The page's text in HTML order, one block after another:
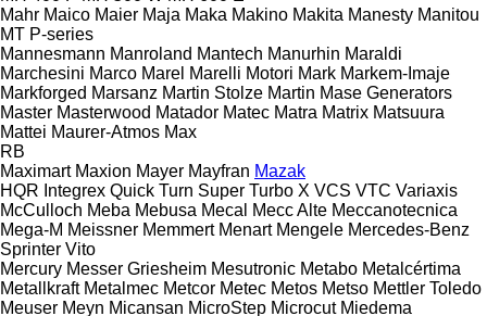
Mahr Maico Maier Maja Maka Makino Makita Manesty Manitou
MT P-series
Mannesmann Manroland Mantech Manurhin Maraldi
Marchesini Marco Marel Marelli Motori Mark Markem-Imaje
Markforged Marsanz Martin Stolze Martin Mase Generators
Master Masterwood Matador Matec Matra Matrix Matsuura
Mattei Maurer-Atmos Max
RB
Maximart Maxion Mayer Mayfran Mazak
HQR Integrex Quick Turn Super Turbo X VCS VTC Variaxis
McCulloch Meba Mebusa Mecal Mecc Alte Meccanotecnica
Mega-M Meissner Memmert Menart Mengele Mercedes-Benz
Sprinter Vito
Mercury Messer Griesheim Mesutronic Metabo Metalcértima
Metallkraft Metalmec Metcor Metec Metos Metso Mettler Toledo
Meuser Meyn Micansan MicroStep Microcut Miedema